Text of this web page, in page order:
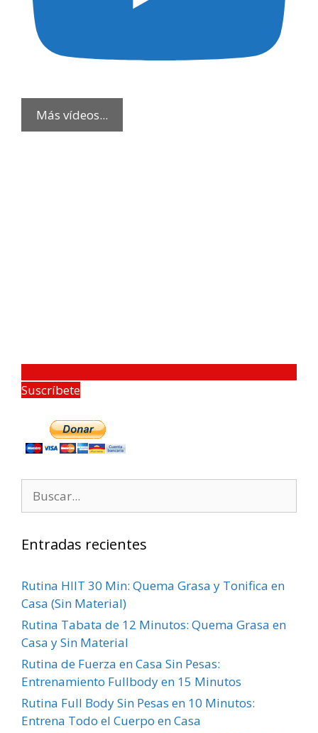
Más vídeos...
Suscríbete
Entradas recientes
Rutina HIIT 30 Min: Quema Grasa y Tonifica en
Casa (Sin Material)
Rutina Tabata de 12 Minutos: Quema Grasa en
Casa y Sin Material
Rutina de Fuerza en Casa Sin Pesas:
Entrenamiento Fullbody en 15 Minutos
Rutina Full Body Sin Pesas en 10 Minutos:
Entrena Todo el Cuerpo en Casa